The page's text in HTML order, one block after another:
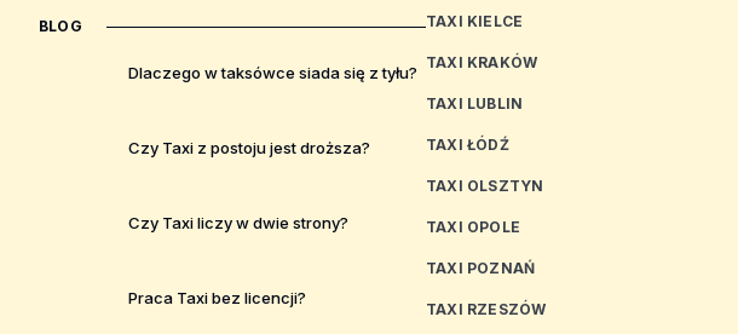
BLOG
Dlaczego w taksówce siada się z tyłu?
Czy Taxi z postoju jest droższa?
Czy Taxi liczy w dwie strony?
Praca Taxi bez licencji?
TAXI KIELCE
TAXI KRAKÓW
TAXI LUBLIN
TAXI ŁÓDŹ
TAXI OLSZTYN
TAXI OPOLE
TAXI POZNAŃ
TAXI RZESZÓW